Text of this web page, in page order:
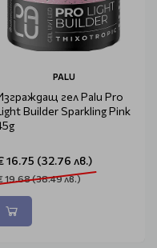
PALU
гел Palu Pro
Builder Sparkling Pink
16.75 (32.76 лв.)
19.68 (38.49 лв.)